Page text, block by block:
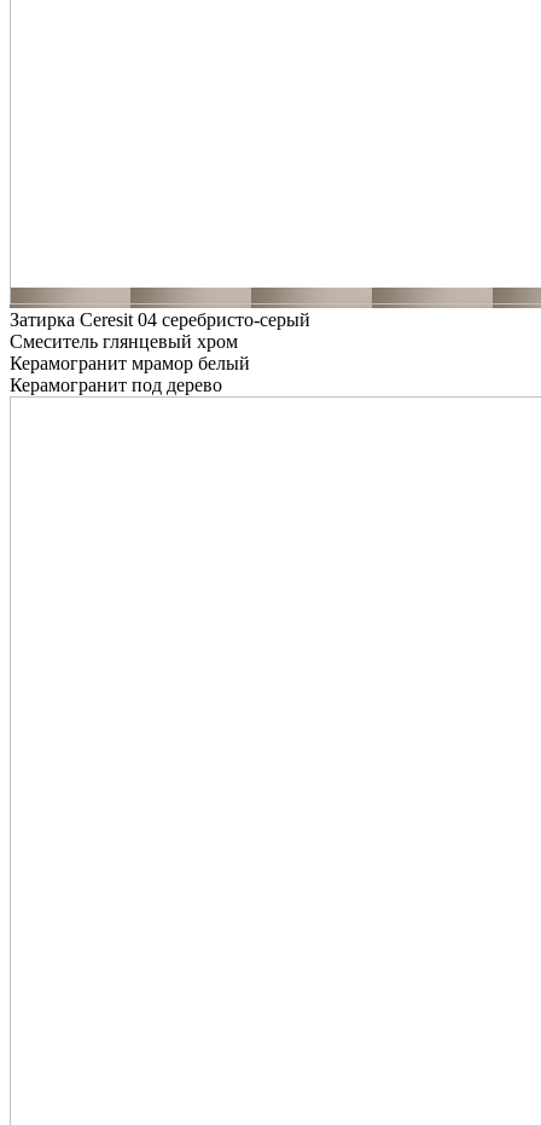
Затирка Ceresit 04 серебристо-серый
Смеситель глянцевый хром
Керамогранит мрамор белый
Керамогранит под дерево